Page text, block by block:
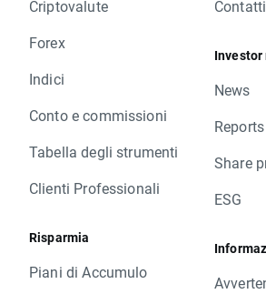
Criptovalute
Forex
Indici
Conto e commissioni
Tabella degli strumenti
Clienti Professionali
Risparmia
Piani di Accumulo
Contatti
News
Reports
Share
ESG